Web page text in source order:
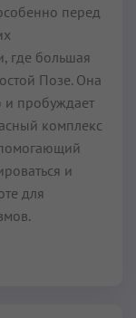
перед
где большая
Позе. Она
и пробуждает
комплекс
и
для